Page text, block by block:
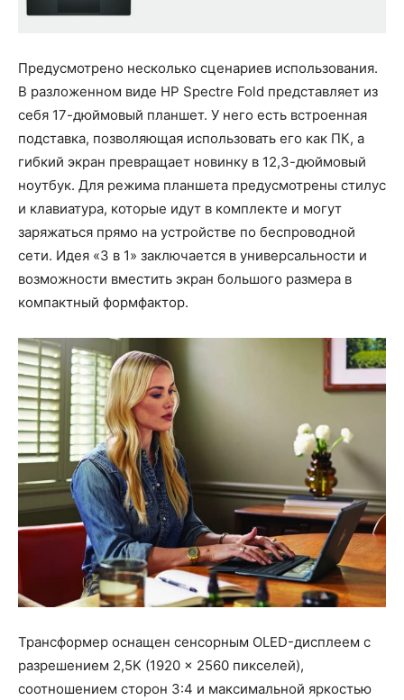
Предусмотрено несколько сценариев использования.
В разложенном виде HP Spectre Fold представляет из
себя 17-дюймовый планшет. У него есть встроенная
подставка, позволяющая использовать его как ПК, а
гибкий экран превращает новинку в 12,3-дюймовый
ноутбук. Для режима планшета предусмотрены стилус
и клавиатура, которые идут в комплекте и могут
заряжаться прямо на устройстве по беспроводной
сети. Идея «3 в 1» заключается в универсальности и
возможности вместить экран большого размера в
компактный формфактор.
Трансформер оснащен сенсорным OLED-дисплеем с
разрешением 2,5K (1920 x 2560 пикселей),
соотношением сторон 3:4 и максимальной яркостью